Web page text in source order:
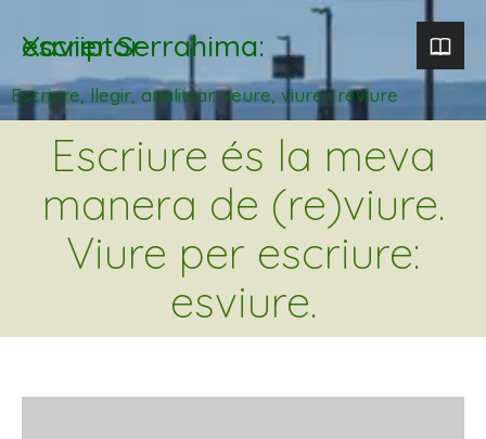
Xavier Serrahima: escriptor
Escriure, llegir, analitzar. veure, viure i reviure
Escriure és la meva
manera de (re)viure.
Viure per escriure:
esviure.